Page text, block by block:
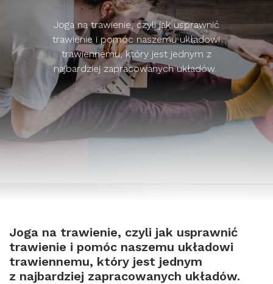
Joga na trawienie, czyli jak usprawnić
trawienie i pomóc naszemu układowi
trawiennemu, który jest jednym z
najbardziej zapracowanych układów.
Joga na trawienie, czyli jak usprawnić
trawienie i pomóc naszemu układowi
trawiennemu, który jest jednym
z najbardziej zapracowanych układów.